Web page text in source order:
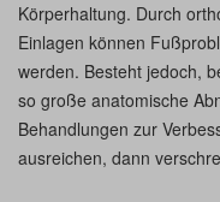
Körperhaltung. Durch
Einlagen können
werden. Besteht jedoch,
so große anatomische
Behandlungen zur
ausreichen, dann